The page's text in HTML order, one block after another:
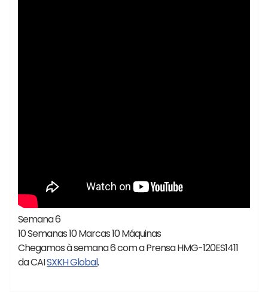
Semana 6
10 Semanas 10 Marcas 10 Máquinas
Chegamos à semana 6 com a Prensa HMG-120ES1411
da CAISXKH Global.